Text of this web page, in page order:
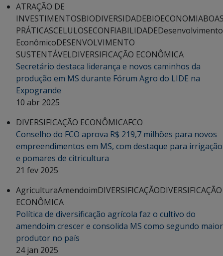
ATRAÇÃO DE
INVESTIMENTOSBIODIVERSIDADEBIOECONOMIA
PRÁTICASCELULOSECONFIABILIDADEDesenvolvimento
EconômicoDESENVOLVIMENTO
SUSTENTÁVELDIVERSIFICAÇÃO ECONÔMICA
Secretário destaca liderança e novos caminhos da
produção em MS durante Fórum Agro do LIDE na
Expogrande
10 abr 2025
DIVERSIFICAÇÃO ECONÔMICAFCO
Conselho do FCO aprova R$ 219,7 milhões para novos
empreendimentos em MS, com destaque para irrigação
e pomares de citricultura
21 fev 2025
AgriculturaAmendoimDIVERSIFICAÇÃODIVERSIFICAÇÃO
ECONÔMICA
Política de diversificação agrícola faz o cultivo do
amendoim crescer e consolida MS como segundo maior
produtor no país
24 jan 2025